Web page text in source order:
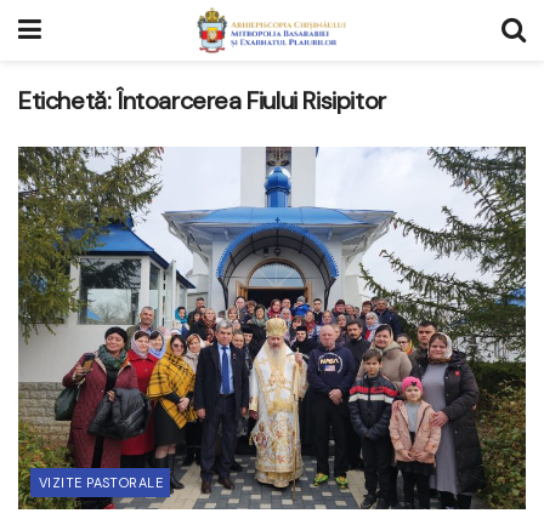
Etichetă:Întoarcerea Fiului Risipitor
VIZITE PASTORALE